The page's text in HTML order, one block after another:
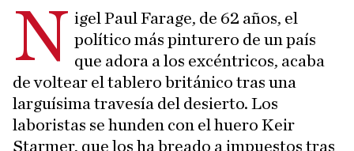
N igel Paul Farage, de 62 años, el
político más pinturero de un país
que adora a los excéntricos, acaba
de voltear el tablero británico tras una
larguísima travesía del desierto. Los
laboristas se hunden con el huero Keir
Starmer, que los ha breado a impuestos tras